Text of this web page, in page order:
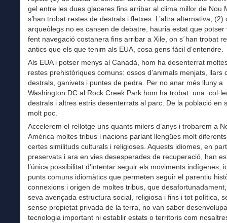
gel entre les dues glaceres fins arribar al clima millor de Nou
s’han trobat restes de destrals i fletxes. L’altra alternativa, (2)
arqueòlegs no es cansen de debatre, hauria estat que potser
fent navegació costanera fins arribar a Xile, on s´han trobat
antics que els que tenim als EUA, cosa gens fàcil d’entendre.
Als EUA i potser menys al Canadà, hom ha desenterrat
restes prehistòriques comuns: ossos d’animals menjats, llars
destrals, ganivets i puntes de pedra. Per no anar més lluny a
Washington DC al Rock Creek Park hom ha trobat una
destrals i altres estris desenterrats al parc. De la població en
molt poc.
Accelerem el rellotge uns quants milers d’anys i trobarem a
Amèrica moltes tribus i nacions parlant llengües molt
certes similituds culturals i religioses. Aquests idiomes, en part
preservats i ara en vies desesperades de recuperació, han
l’única possibilitat d’intentar seguir els moviments indígenes,
punts comuns idiomàtics que permeten seguir el parentiu
connexions i origen de moltes tribus, que
seva avençada estructura social, religiosa i fins i tot política,
sense propietat privada de la terra, no van saber
tecnologia important ni establir estats o territoris com